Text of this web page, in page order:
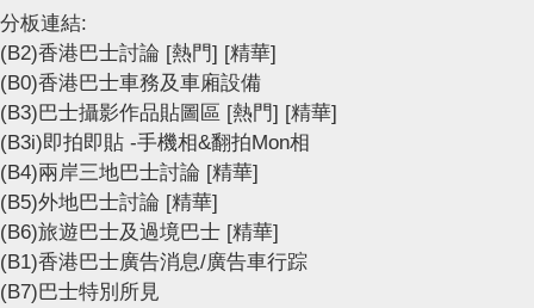
分板連結:
(B2)香港巴士討論 [熱門] [精華]
(B0)香港巴士車務及車廂設備
(B3)巴士攝影作品貼圖區 [熱門] [精華]
(B3i)即拍即貼 -手機相&翻拍Mon相
(B4)兩岸三地巴士討論 [精華]
(B5)外地巴士討論 [精華]
(B6)旅遊巴士及過境巴士 [精華]
(B1)香港巴士廣告消息/廣告車行踪
(B7)巴士特別所見